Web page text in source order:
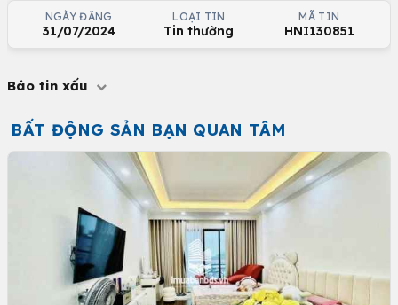
NGÀY ĐĂNG
31/07/2024
LOẠI TIN
Tin thường
MÃ TIN
HNI130851
Báo tin xấu
BẤT ĐỘNG SẢN BẠN QUAN TÂM